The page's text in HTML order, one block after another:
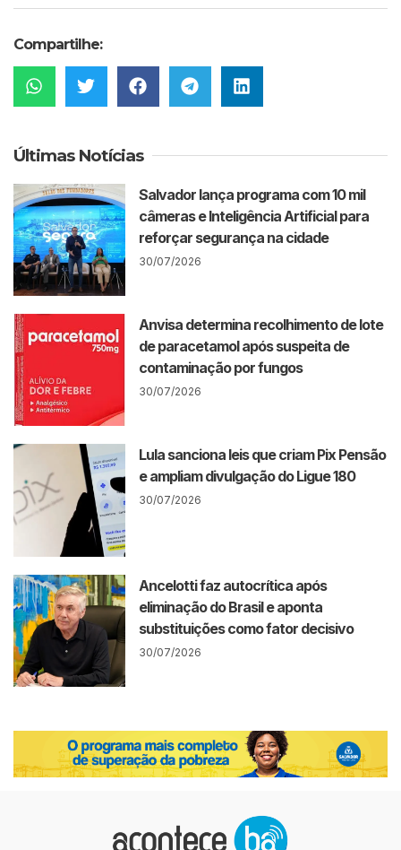
Compartilhe:
Últimas Notícias
Salvador lança programa com 10 mil
câmeras e Inteligência Artificial para
reforçar segurança na cidade
30/07/2026
Anvisa determina recolhimento de lote
de paracetamol após suspeita de
contaminação por fungos
30/07/2026
Lula sanciona leis que criam Pix Pensão
e ampliam divulgação do Ligue 180
30/07/2026
Ancelotti faz autocrítica após
eliminação do Brasil e aponta
substituições como fator decisivo
30/07/2026